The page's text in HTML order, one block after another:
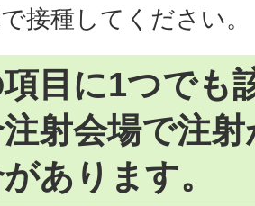
接種してください。
目に1つでも
射会場で注
あります。